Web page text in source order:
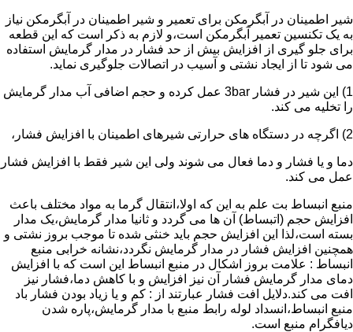
شیر اطمینان در آبگرمکن برای تعمیر و شیر اطمینان در آبگرمکن نیاز
به یک تکنسین تعمیر آبگرمکن است،و لازم به ذکر است که این قطعه
برای جلو گیری از افزایش بیش از حد فشار در مدار گرمایش استفاده
می شود تا از ایجاد نشتی و آسیب در اتصالات جلوگیری نماید.
1) این شیر در فشار 3bar عمل کرده و حجم اضافی آب مدار گرمایش
را تخلیه می کند.
2) اگرچه در دستگاه های حرارتی شیرهای اطمینان با افزایش فشار،
دما و یا فشار و دما فعال می شوند ولی این شیر فقط با افزایش فشار
عمل می کند.
منبع انبساط بت علم به این که اولا،انتقال گرما به مواد مختلف باعث
افزایش حجم (اتبساط) آن ها می گردد و ثانیا مدار گرمایش،یک مدار
بسته است،لذا این افزایش حجم باید خنثی شده تا موجب بروز نشتی و
همچنین افزایش فشار در مدار گرمایش نگردد،نشانه خرابی منبع
انبساط : علامت بروز اشکال در منبع انبساط این است که با افزایش
دمای مدار گرمایش فشار آن نیز افزایش و با کاهش دما،فشار نیز
افت می کند.دلایل افت فشار عبارتند از : کم و یا زیاد بودن فشار باد
منبع انبساط،انسداد لوله رابط منبع با مدار گرمایش،پاره شدن
دیافگرام منبع است.